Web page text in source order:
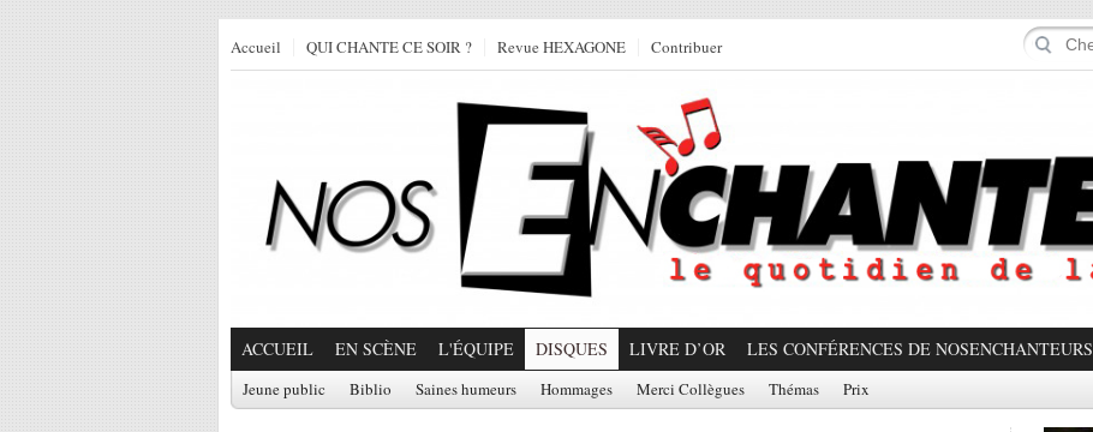
Accueil QUI CHANTE CE SOIR ? Revue HEXAGONE Contribuer
ACCUEIL EN SCÈNE L'ÉQUIPE DISQUES LIVRE D’OR LES CONFÉRENCES DE NOSENCHANTEURS
Jeune public Biblio Saines humeurs Hommages Merci Collègues Thémas Prix